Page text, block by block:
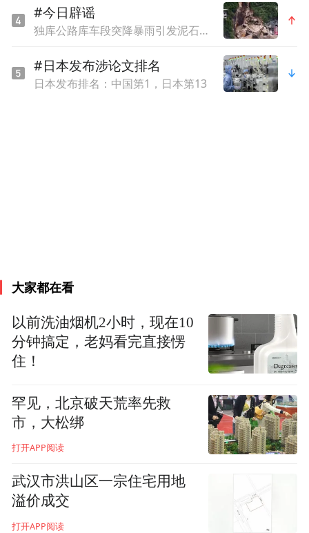
者的满意度和忠诚度。
多相设计的引领作用，推动了汤泉行业的不
免责声明：本文为企业宣传商业资讯，仅供
用户参考，如用户将之作为消费行为参考，
#今日辟谣
独库公路库车段突降暴雨引发泥石流？官方辟谣
#日本发布涉论文排名
日本发布排名：中国第1，日本第13
大家都在看
以前洗油烟机2小时，现在10
分钟搞定，老妈看完直接愣
住！
罕见，北京破天荒率先救
市，大松绑
打开APP阅读
武汉市洪山区一宗住宅用地
溢价成交
打开APP阅读